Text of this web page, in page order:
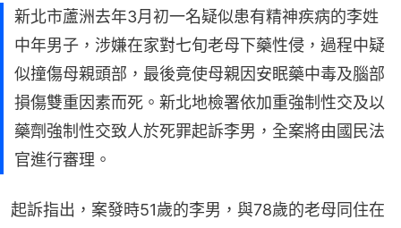
新北市蘆洲去年3月初一名疑似患有精神疾病的李姓
中年男子，涉嫌在家對七旬老母下藥性侵，過程中疑
似撞傷母親頭部，最後竟使母親因安眠藥中毒及腦部
損傷雙重因素而死。新北地檢署依加重強制性交及以
藥劑強制性交致人於死罪起訴李男，全案將由國民法
官進行審理。
起訴指出，案發時51歲的李男，與78歲的老母同住在